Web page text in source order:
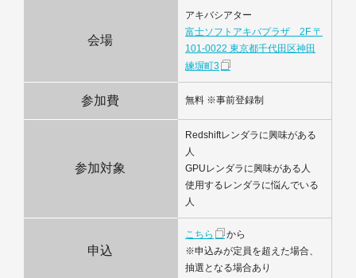
会場
アキバシアター
富士ソフトアキバプラザ 2F 〒
101-0022 東京都千代田区神田
練塀町3
参加費 無料 ※事前登録制
参加対象
Redshiftレンダラに興味がある
人
GPUレンダラに興味がある人
使用するレンダラに悩んでいる
人
申込
こちら
から
※申込みが定員を超えた場合、
抽選となる場合あり